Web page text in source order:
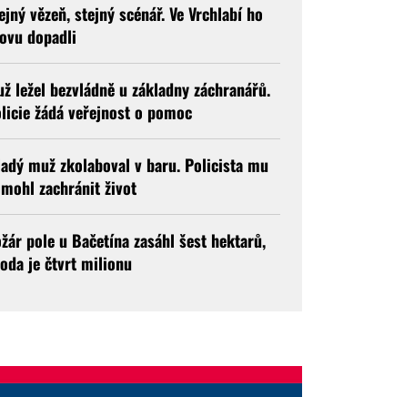
vězeň, stejný scénář. Ve Vrchlabí ho
dopadli
ležel bezvládně u základny záchranářů.
žádá veřejnost o pomoc
muž zkolaboval v baru. Policista mu
zachránit život
pole u Bačetína zasáhl šest hektarů,
je čtvrt milionu